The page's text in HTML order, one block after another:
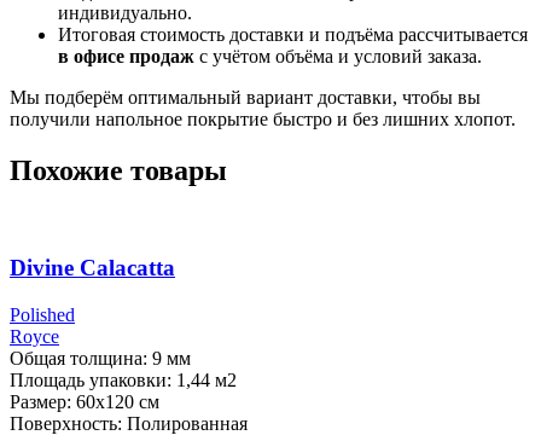
индивидуально.
Итоговая стоимость доставки и подъёма рассчитывается
в офисе продаж с учётом объёма и условий заказа.
Мы подберём оптимальный вариант доставки, чтобы вы
получили напольное покрытие быстро и без лишних хлопот.
Похожие товары
Divine Calacatta
Polished
Royce
Общая толщина: 9 мм
Площадь упаковки: 1,44 м2
Размер: 60х120 см
Поверхность: Полированная